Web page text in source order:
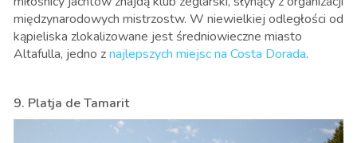
międzynarodowych mistrzostw. W niewielkiej odległości od
kąpieliska zlokalizowane jest średniowieczne miasto
Altafulla, jedno znajlepszych miejsc na Costa Dorada.
9. Platja de Tamarit